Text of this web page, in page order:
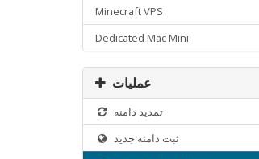
Minecraft VPS
Dedicated Mac Mini
عملیات
تمدید دامنه
ثبت دامنه جدید